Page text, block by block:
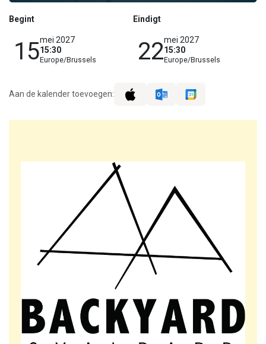
Begint
15mei 2027
15:30
Europe/Brussels
Eindigt
22mei 2027
15:30
Europe/Brussels
Aan de kalender toevoegen: